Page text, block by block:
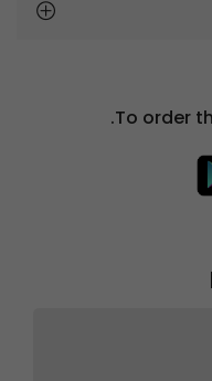
To order